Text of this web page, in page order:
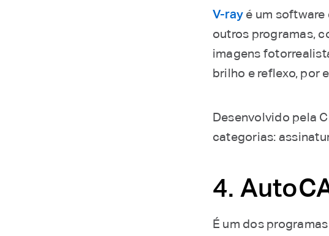
V-ray é um
outros programas,
imagens
brilho e reflexo, por
Desenvolvido pela
categorias:
4.
É um dos